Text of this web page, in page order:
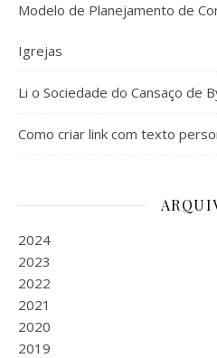
Modelo de Planejamento de
Igrejas
Li o Sociedade do Cansaço de
Como criar link com texto
2024
2023
2022
2021
2020
2019